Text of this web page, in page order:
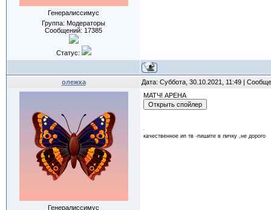
Генералиссимус
Группа: Модераторы
Сообщений: 17385
Статус:
олежка Дата: Суббота, 30.10.2021, 11:49 |
Генералиссимус
МАТЧ! АРЕНА
качественное ип тв -пишите в личку ,не дорого